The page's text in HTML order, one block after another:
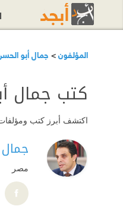
المؤلفون> جمال أبو
كتب جمال
اكتشف أبرز كتب ومؤلفات
مصر